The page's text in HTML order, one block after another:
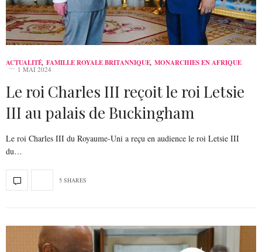
ACTUALITÉ, FAMILLE ROYALE BRITANNIQUE, MONARCHIES EN AFRIQUE
1 MAI 2024
Le roi Charles III reçoit le roi Letsie
III au palais de Buckingham
Le roi Charles III du Royaume-Uni a reçu en audience le roi Letsie III
du…
5 SHARES